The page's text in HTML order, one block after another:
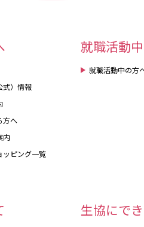
式）情報
方へ
内
ッピング一覧
就職活動
就職活動中の方
生協にで